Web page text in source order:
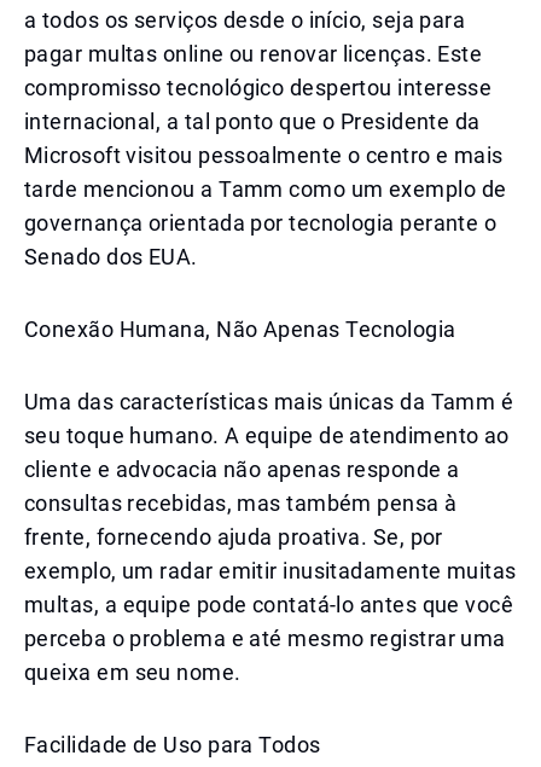
a todos os serviços desde o início, seja para
pagar multas online ou renovar licenças. Este
compromisso tecnológico despertou interesse
internacional, a tal ponto que o Presidente da
Microsoft visitou pessoalmente o centro e mais
tarde mencionou a Tamm como um exemplo de
governança orientada por tecnologia perante o
Senado dos EUA.
Conexão Humana, Não Apenas Tecnologia
Uma das características mais únicas da Tamm é
seu toque humano. A equipe de atendimento ao
cliente e advocacia não apenas responde a
consultas recebidas, mas também pensa à
frente, fornecendo ajuda proativa. Se, por
exemplo, um radar emitir inusitadamente muitas
multas, a equipe pode contatá-lo antes que você
perceba o problema e até mesmo registrar uma
queixa em seu nome.
Facilidade de Uso para Todos